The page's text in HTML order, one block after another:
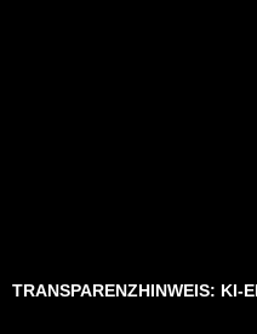
TRANSPARENZHINWEIS: KI-